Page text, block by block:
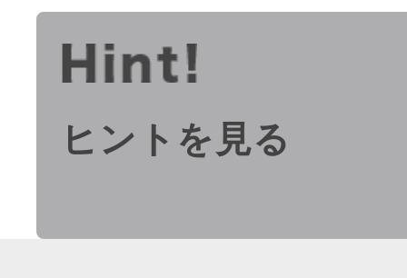
ヒントを見る